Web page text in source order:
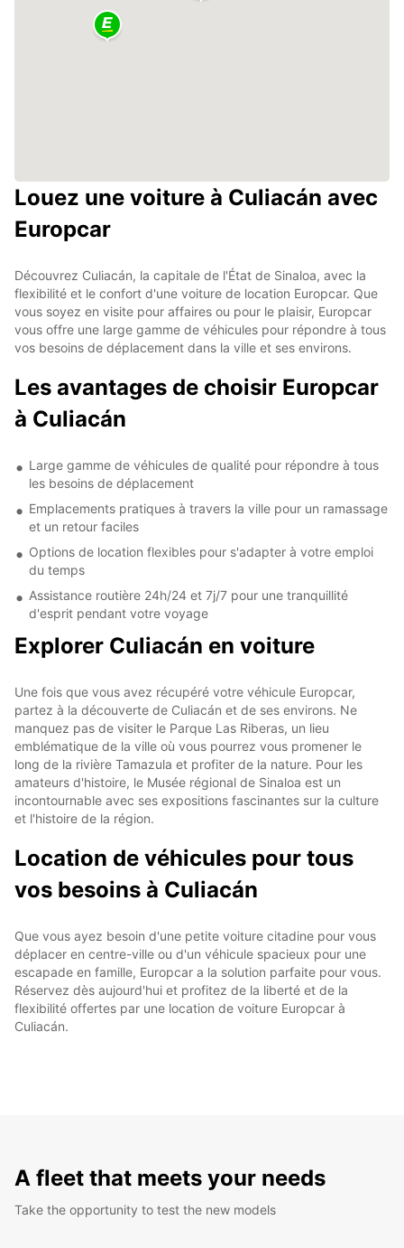
Louez une voiture à Culiacán avec
Europcar
Découvrez Culiacán, la capitale de l'État de Sinaloa, avec la
flexibilité et le confort d'une voiture de location Europcar. Que
vous soyez en visite pour affaires ou pour le plaisir, Europcar
vous offre une large gamme de véhicules pour répondre à tous
vos besoins de déplacement dans la ville et ses environs.
Les avantages de choisir Europcar
à Culiacán
Large gamme de véhicules de qualité pour répondre à tous
les besoins de déplacement
Emplacements pratiques à travers la ville pour un ramassage
et un retour faciles
Options de location flexibles pour s'adapter à votre emploi
du temps
Assistance routière 24h/24 et 7j/7 pour une tranquillité
d'esprit pendant votre voyage
Explorer Culiacán en voiture
Une fois que vous avez récupéré votre véhicule Europcar,
partez à la découverte de Culiacán et de ses environs. Ne
manquez pas de visiter le Parque Las Riberas, un lieu
emblématique de la ville où vous pourrez vous promener le
long de la rivière Tamazula et profiter de la nature. Pour les
amateurs d'histoire, le Musée régional de Sinaloa est un
incontournable avec ses expositions fascinantes sur la culture
et l'histoire de la région.
Location de véhicules pour tous
vos besoins à Culiacán
Que vous ayez besoin d'une petite voiture citadine pour vous
déplacer en centre-ville ou d'un véhicule spacieux pour une
escapade en famille, Europcar a la solution parfaite pour vous.
Réservez dès aujourd'hui et profitez de la liberté et de la
flexibilité offertes par une location de voiture Europcar à
Culiacán.
A fleet that meets your needs
Take the opportunity to test the new models